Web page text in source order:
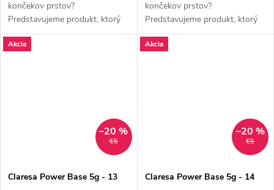
končekov prstov?
Predstavujeme produkt, ktorý
pre vás mení pravidlá hry! ✨
**Claresa Power Base**: Váš
končekov prstov?
Predstavujeme produkt, ktorý
pre vás mení pravidlá hry! ✨
**Claresa Power Base**: Váš
Akcia
€5
–20 %
Claresa Power Base 5g - 13
Akcia
€5
–20 %
Claresa Power Base 5g - 14